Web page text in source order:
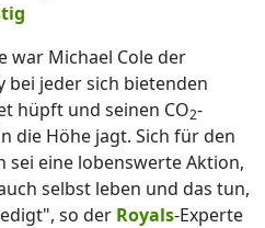
war Michael Cole der
bei jeder sich bietenden
hüpft und seinen CO2-
die Höhe jagt. Sich für den
sei eine lobenswerte Aktion,
selbst leben und das tun,
so der Royals-Experte